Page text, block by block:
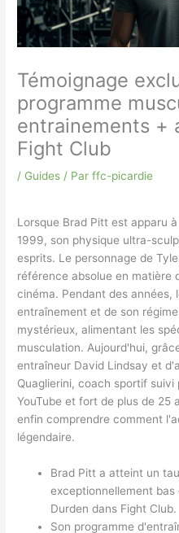
Témoignage
programme
entrainements +
Fight Club
/ Guides / Parffc-picardie
Lorsque Brad Pitt est apparu
1999, son physique ultra-
esprits. Le personnage de
référence absolue en matière
cinéma. Pendant des années,
entraînement et de son
mystérieux, alimentant les
musculation. Aujourd'hui,
entraîneur David Lindsay et
Quaglierini, coach sportif
YouTube et fort de plus de 25
enfin comprendre comment
légendaire.
Brad Pitt a atteint un
exceptionnellement
Durden dans Fight Club.
Son programme